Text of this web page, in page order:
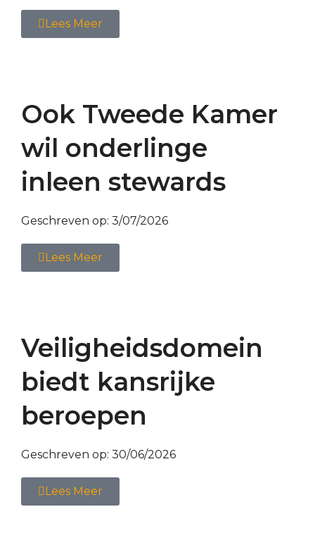
Lees Meer
Ook Tweede Kamer
wil onderlinge
inleen stewards
Geschreven op: 3/07/2026
Lees Meer
Veiligheidsdomein
biedt kansrijke
beroepen
Geschreven op: 30/06/2026
Lees Meer